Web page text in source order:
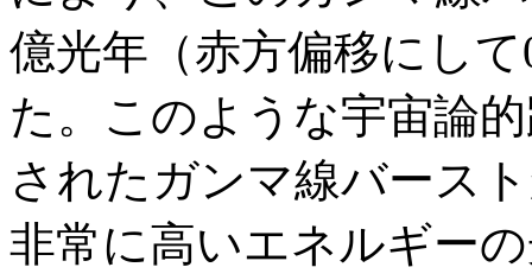
億光年（赤方偏移にし
た。このような宇宙論
されたガンマ線バース
非常に高いエネルギー